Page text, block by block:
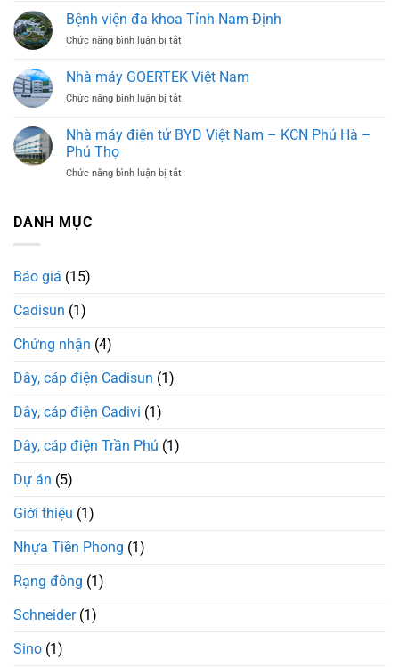
3 Golf
36
hố
Nam
Bệnh viện đa khoa Tỉnh Nam Định
Chức năng bình luận bị tắtở
viện
đa
khoa
Nam
Nhà máy GOERTEK Việt Nam
Chức năng bình luận bị tắtở
máy
GOERTEK
Nam
Nhà máy điện tử BYD Việt Nam – KCN Phú Hà –
Phú Thọ
Chức năng bình luận bị tắtở
DANH MỤC
Báo giá (15)
Cadisun (1)
Chứng nhận (4)
Dây, cáp điện Cadisun (1)
Dây, cáp điện Cadivi (1)
Dây, cáp điện Trần Phú (1)
Dự án (5)
Giới thiệu (1)
Nhựa Tiền Phong (1)
Rạng đông (1)
Schneider(1)
Sino (1)